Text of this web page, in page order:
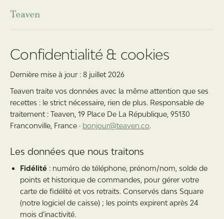
Confidentialité & cookies
Dernière mise à jour : 8 juillet 2026
Teaven traite vos données avec la même attention que ses
recettes : le strict nécessaire, rien de plus. Responsable de
traitement : Teaven, 19 Place De La République, 95130
Franconville, France · bonjour@teaven.co.
Les données que nous traitons
Fidélité : numéro de téléphone, prénom/nom, solde de
points et historique de commandes, pour gérer votre
carte de fidélité et vos retraits. Conservés dans Square
(notre logiciel de caisse) ; les points expirent après 24
mois d’inactivité.